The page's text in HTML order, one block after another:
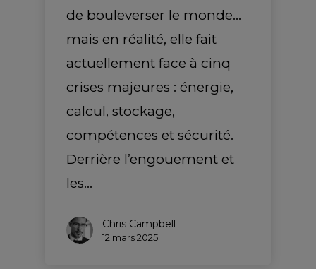
de bouleverser le monde…
mais en réalité, elle fait
actuellement face à cinq
crises majeures : énergie,
calcul, stockage,
compétences et sécurité.
Derrière l’engouement et
les…
Chris Campbell
12 mars 2025